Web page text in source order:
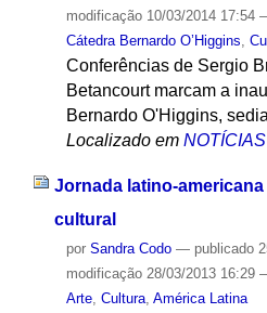
modificação10/03/2014 17:54
Cátedra Bernardo O’Higgins
Conferências de Sergio
Betancourt marcam a
Bernardo O'Higgins,
Localizado em NOTÍCIAS
Jornada latino-
cultural
por Sandra Codo — publicado
modificação28/03/2013 16:29
Arte, Cultura, América Latina